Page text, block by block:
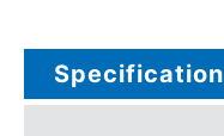
Specification